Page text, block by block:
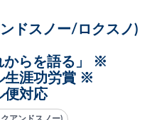
ドスノー/ロクスノ)
からを語る」 ※
生涯功労賞 ※
便対応